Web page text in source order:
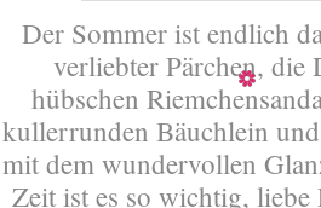
Der Sommer ist endlich
verliebter Pärchen,
hübschen
kullerrunden Bäuchlein
mit dem wundervollen
Zeit ist es so wichtig,